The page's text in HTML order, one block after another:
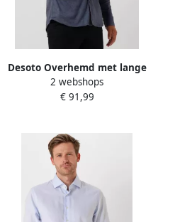
Desoto Overhemd met lange
mouwen Casual Kent 1 1 Met een
ronde hals
2 webshops
€ 91,99